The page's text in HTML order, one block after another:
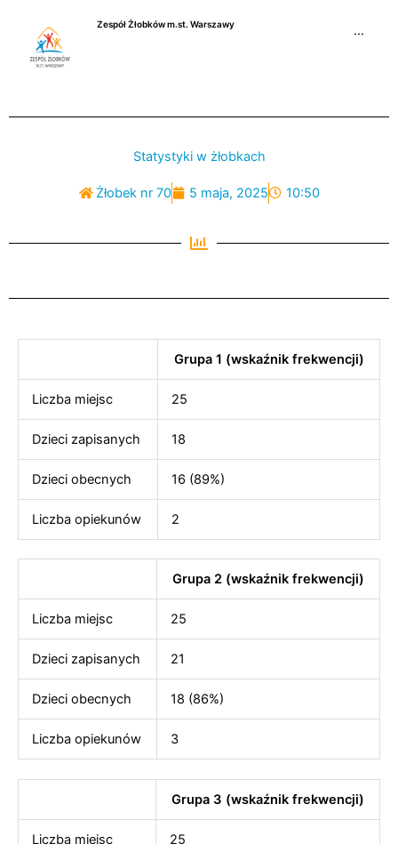
Zespół Żłobków m.st. Warszawy
···
Statystyki w żłobkach
Żłobek nr 70 5 maja, 2025 10:50
Grupa 1 (wskaźnik frekwencji)
Liczba miejsc 25
Dzieci zapisanych 18
Dzieci obecnych 16 (89%)
Liczba opiekunów 2
Grupa 2 (wskaźnik frekwencji)
Liczba miejsc 25
Dzieci zapisanych 21
Dzieci obecnych 18 (86%)
Liczba opiekunów 3
Grupa 3 (wskaźnik frekwencji)
Liczba miejsc 25